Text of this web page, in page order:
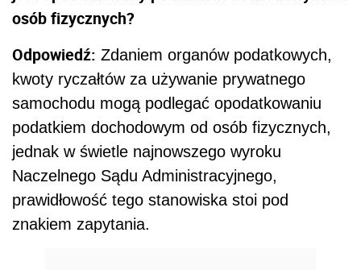
osób fizycznych?
Odpowiedź: Zdaniem organów podatkowych,
kwoty ryczałtów za używanie prywatnego
samochodu mogą podlegać opodatkowaniu
podatkiem dochodowym od osób fizycznych,
jednak w świetle najnowszego wyroku
Naczelnego Sądu Administracyjnego,
prawidłowość tego stanowiska stoi pod
znakiem zapytania.